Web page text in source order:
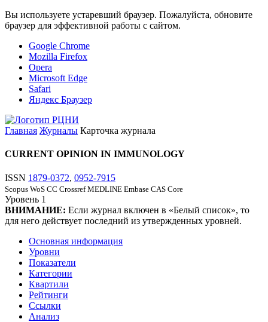
Вы используете устаревший браузер. Пожалуйста, обновите
браузер для эффективной работы с сайтом.
Google Chrome
Mozilla Firefox
Opera
Microsoft Edge
Safari
Яндекс Браузер
Главная Журналы Карточка журнала
CURRENT OPINION IN IMMUNOLOGY
ISSN 1879-0372, 0952-7915
Scopus WoS CC Crossref MEDLINE Embase CAS Core
Уровень 1
ВНИМАНИЕ: Если журнал включен в «Белый список», то
для него действует последний из утвержденных уровней.
Основная информация
Уровни
Показатели
Категории
Квартили
Рейтинги
Ссылки
Анализ